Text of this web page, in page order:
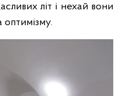
літ і нехай вони
оптимізму.